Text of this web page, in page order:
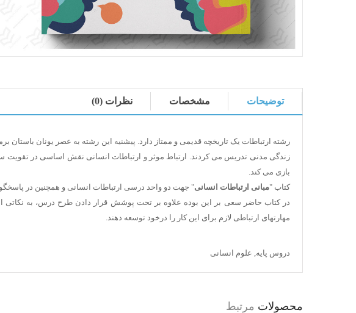
توضیحات مشخصات نظرات (0)
رشته ارتباطات یک تاریخچه قدیمی و ممتاز دارد. پیشنیه این رشته به عصر یونان
زندگی مدنی تدریس می کردند. ارتباط موثر و ارتباطات انسانی نقش اساسی در تقویت
بازی می کند.
کتاب "مبانی ارتباطات انسانی" جهت دو واحد درسی ارتباطات انسانی و همچنین در
در کتاب حاضر سعی بر این بوده علاوه بر تحت پوشش قرار دادن طرح درس، به نکاتی
مهارتهای ارتباطی لازم برای این کار را درخود توسعه دهند.
دروس پایه, علوم انسانی
محصولات مرتبط